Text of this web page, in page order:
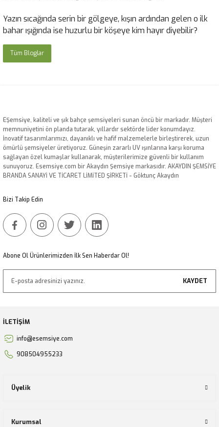
Yazın sıcağında serin bir gölgeye, kışın ardından gelen o ilk
bahar ışığında ise huzurlu bir köşeye kim hayır diyebilir?
Tüm Bloglar
EŞemsiye, kaliteli ve şık bahçe şemsiyeleri sunan öncü bir markadır. Müşteri
memnuniyetini ön planda tutarak, yıllardır sektörde lider konumdayız.
İnovatif tasarımlarımızı, dayanıklı ve hafif malzemelerle birleştirerek, uzun
ömürlü şemsiyeler üretiyoruz. Güneşin zararlı UV ışınlarına karşı koruma
sağlayan özel kumaşlar kullanarak, müşterilerimize güvenli bir kullanım
sunuyoruz. Esemsiye.com bir Akaydın Şemsiye markasıdır. AKAYDIN ŞEMSİYE
BRANDA SANAYİ VE TİCARET LİMİTED ŞİRKETİ - Göktunç Akaydın
Bizi Takip Edin
Abone Ol Ürünlerimizden İlk Sen Haberdar Ol!
KAYDET
İLETİŞİM
info@esemsiye.com
908504955233
Üyelik
Kurumsal